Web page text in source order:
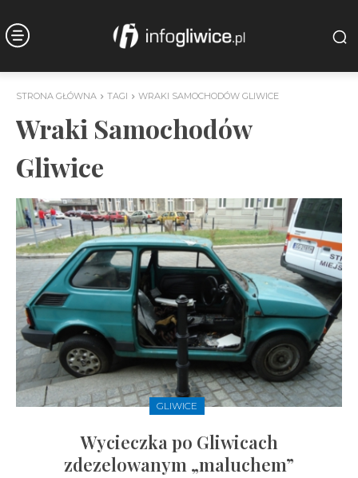
STRONA GŁÓWNA TAGI WRAKI SAMOCHODÓW GLIWICE
Wraki Samochodów
Gliwice
GLIWICE
Wycieczka po Gliwicach
zdezelowanym „maluchem”